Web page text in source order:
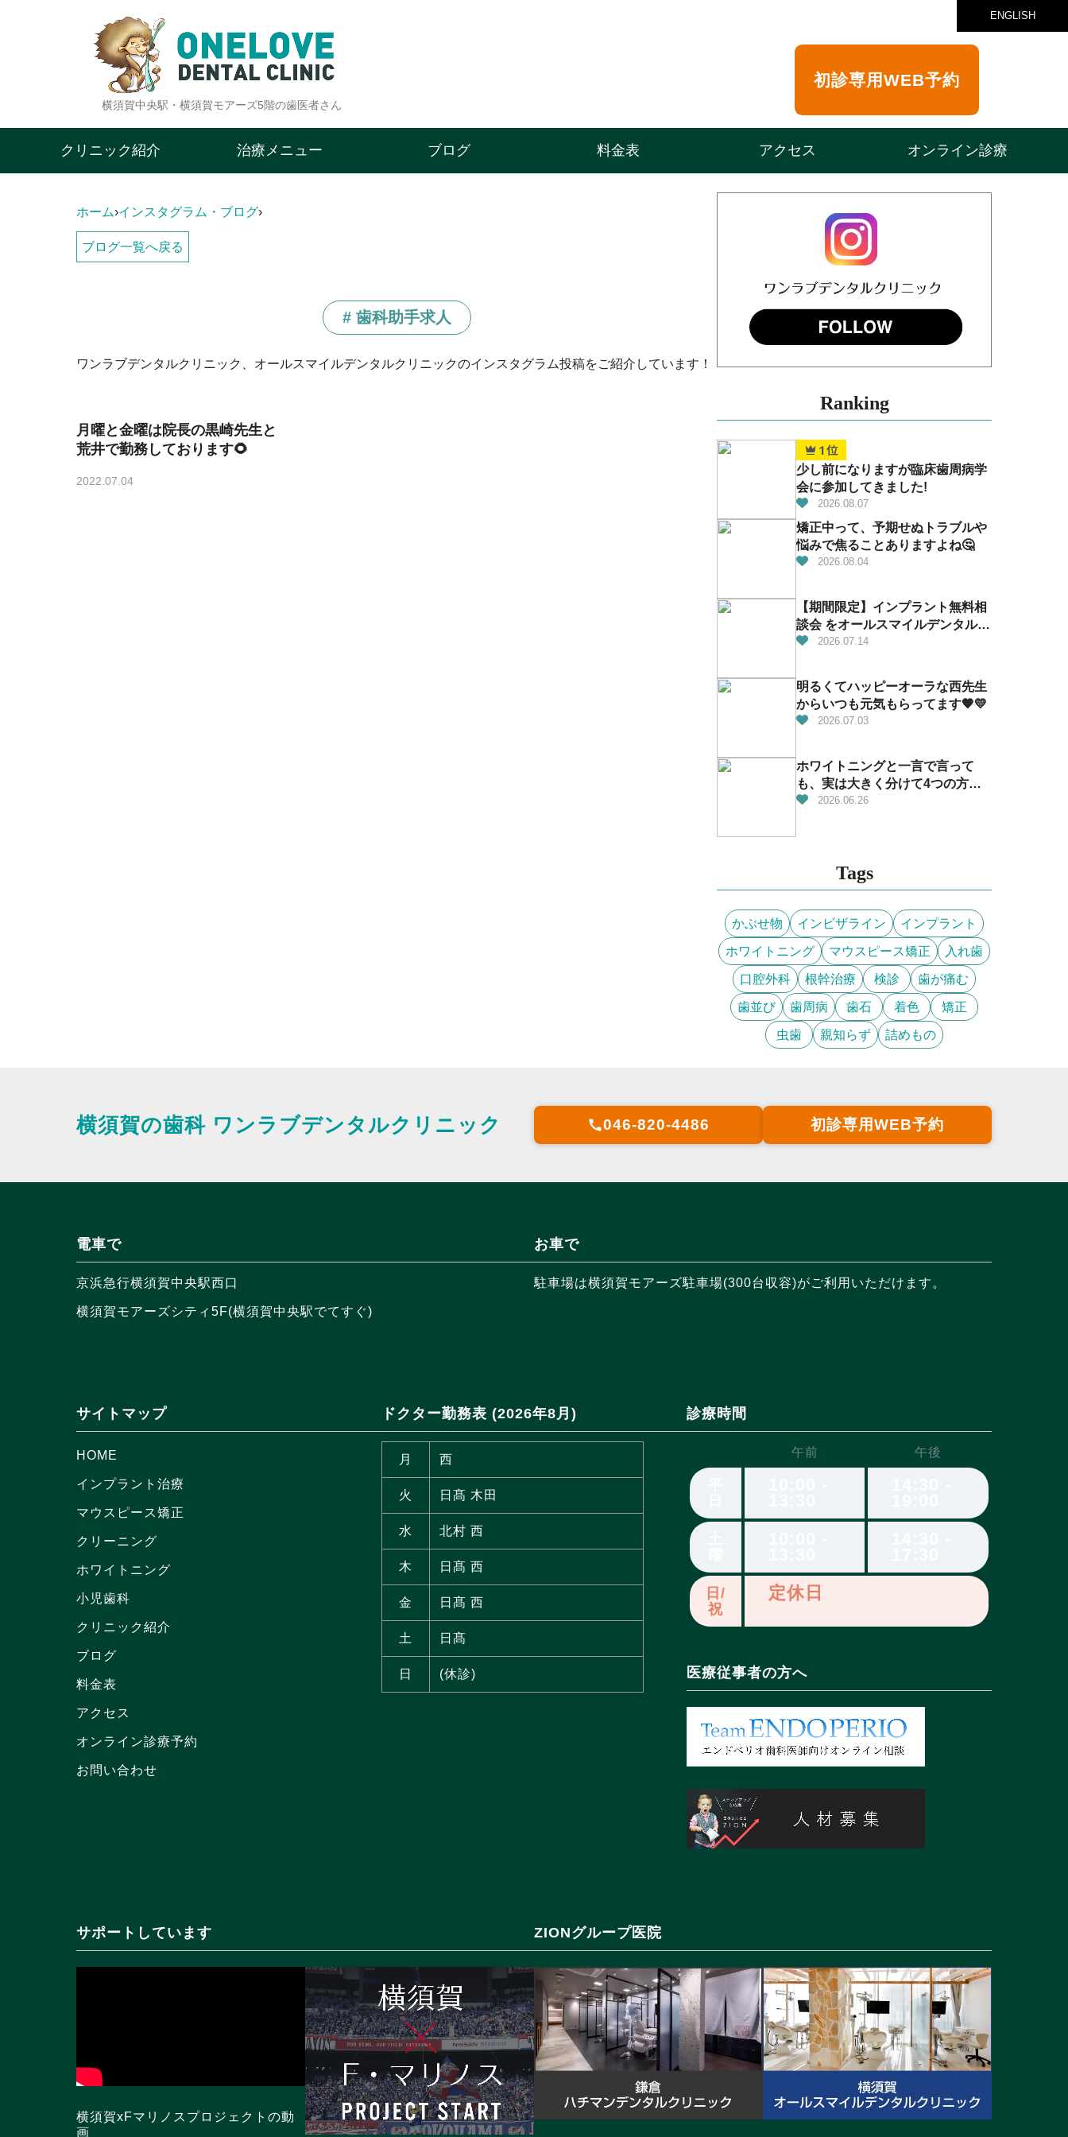
ENGLISH
横須賀中央駅・横須賀モアーズ5階の歯医者さん
初診専用WEB予約
クリニック紹介 治療メニュー ブログ 料金表 アクセス オンライン診療
ホーム›インスタグラム・ブログ›
ブログ一覧へ戻る
# 歯科助手求人
ワンラブデンタルクリニック、オールスマイルデンタルクリニックのインスタグラム投稿をご紹介しています！
月曜と金曜は院長の黒崎先生と
荒井で勤務しております🌻
2022.07.04
Ranking
少し前になりますが臨床歯周病学
会に参加してきました!
2026.08.07
矯正中って、予期せぬトラブルや
悩みで焦ることありますよね🤔
2026.08.04
【期間限定】インプラント無料相
談会 をオールスマイルデンタルで
開催！2026.07.14
明るくてハッピーオーラな西先生
からいつも元気もらってます🧡💛
2026.07.03
ホワイトニングと一言で言って
も、実は大きく分けて4つの方法
があります！
2026.06.26
Tags
かぶせ物 インビザライン インプラント
ホワイトニング マウスピース矯正 入れ歯
口腔外科 根幹治療 検診 歯が痛む
歯並び 歯周病 歯石 着色 矯正
虫歯 親知らず 詰めもの
横須賀の歯科 ワンラブデンタルクリニック call046-820-4486 初診専用WEB予約
電車で
京浜急行横須賀中央駅西口
横須賀モアーズシティ5F(横須賀中央駅でてすぐ)
お車で
駐車場は横須賀モアーズ駐車場(300台収容)がご利用いただけます。
サイトマップ
HOME
インプラント治療
マウスピース矯正
クリーニング
ホワイトニング
小児歯科
クリニック紹介
ブログ
料金表
アクセス
オンライン診療予約
お問い合わせ
ドクター勤務表 (2026年8月)
月 西
火 日髙 木田
水 北村 西
木 日髙 西
金 日髙 西
土 日髙
日 (休診)
診療時間
午前 午後
日/
祝
定休日
医療従事者の方へ
サポートしています
横須賀xFマリノスプロジェクトの動
画
ZIONグループ医院